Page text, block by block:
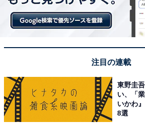
注目の連載
東野圭
い、「
いかわ
8選